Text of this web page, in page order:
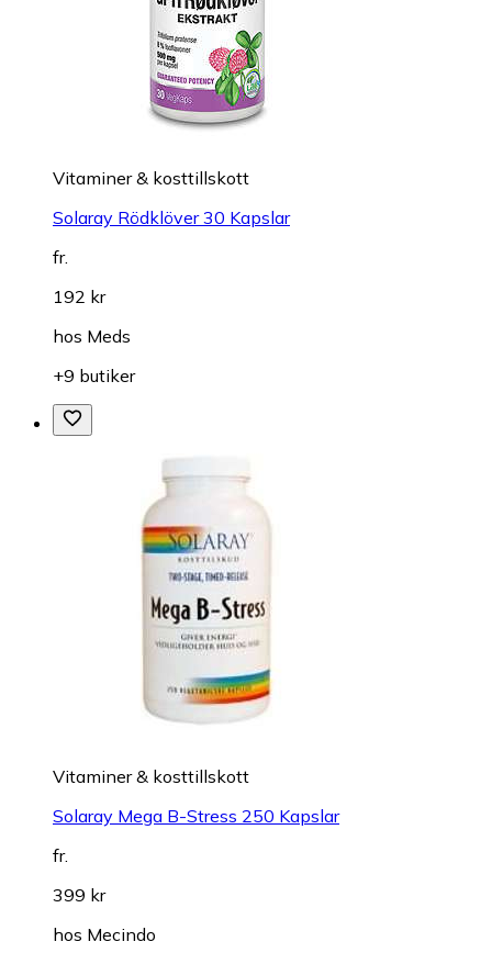
Vitaminer & kosttillskott
Solaray Rödklöver 30 Kapslar
fr.
192 kr
hos Meds
+9 butiker
Vitaminer & kosttillskott
Solaray Mega B-Stress 250 Kapslar
fr.
399 kr
hos Mecindo